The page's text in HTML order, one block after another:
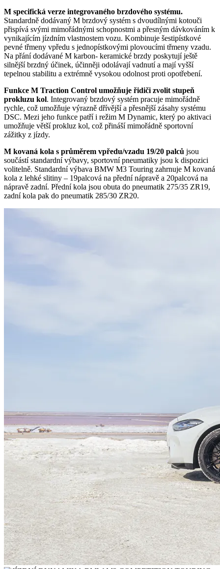
M specifická verze integrovaného brzdového systému.
Standardně dodávaný M brzdový systém s dvoudílnými kotouči
přispívá svými mimořádnými schopnostmi a přesným dávkováním k
vynikajícím jízdním vlastnostem vozu. Kombinuje šestipístkové
pevné třmeny vpředu s jednopístkovými plovoucími třmeny vzadu.
Na přání dodávané M karbon- keramické brzdy poskytují ještě
silnější brzdný účinek, účinněji odolávají vadnutí a mají vyšší
tepelnou stabilitu a extrémně vysokou odolnost proti opotřebení.
Funkce M Traction Control umožňuje řidiči zvolit stupeň
prokluzu kol. Integrovaný brzdový systém pracuje mimořádně
rychle, což umožňuje výrazně dřívější a přesnější zásahy systému
DSC. Mezi jeho funkce patří i režim M Dynamic, který po aktivaci
umožňuje větší prokluz kol, což přináší mimořádně sportovní
zážitky z jízdy.
M kovaná kola s průměrem vpředu/vzadu 19/20 palců jsou
součástí standardní výbavy, sportovní pneumatiky jsou k dispozici
volitelně. Standardní výbava BMW M3 Touring zahrnuje M kovaná
kola z lehké slitiny – 19palcová na přední nápravě a 20palcová na
nápravě zadní. Přední kola jsou obuta do pneumatik 275/35 ZR19,
zadní kola pak do pneumatik 285/30 ZR20.